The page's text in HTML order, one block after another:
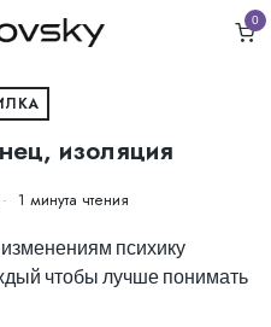
0
изоляция
1 минута чтения
психику
чтобы лучше понимать